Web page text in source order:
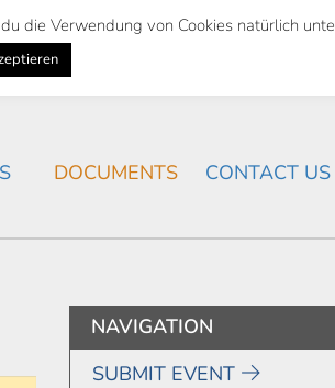
Suche
Search
NEWS
DOCUMENTS CONTACT US
NAVIGATION
SUBMIT EVENT
die Verwendung von Cookies natürlich